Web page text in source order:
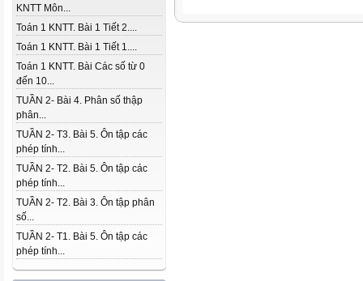
KNTT Môn...
Toán 1 KNTT. Bài 1 Tiết 2....
Toán 1 KNTT. Bài 1 Tiết 1....
Toán 1 KNTT. Bài Các số từ 0
đến 10...
TUẦN 2- Bài 4. Phân số thập
phân...
TUẦN 2- T3. Bài 5. Ôn tập các
phép tính...
TUẦN 2- T2. Bài 5. Ôn tập các
phép tính...
TUẦN 2- T2. Bài 3. Ôn tập phân
số...
TUẦN 2- T1. Bài 5. Ôn tập các
phép tính...